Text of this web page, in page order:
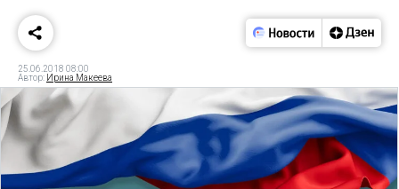
25.06.2018 08:00
Автор: Ирина Макеева